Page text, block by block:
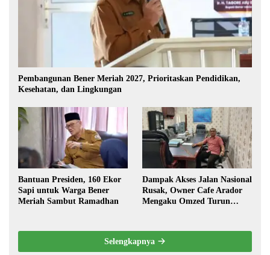
Pembangunan Bener Meriah 2027, Prioritaskan Pendidikan,
Kesehatan, dan Lingkungan
Bantuan Presiden, 160 Ekor
Sapi untuk Warga Bener
Meriah Sambut Ramadhan
Dampak Akses Jalan Nasional
Rusak, Owner Cafe Arador
Mengaku Omzed Turun
Selengkapnya